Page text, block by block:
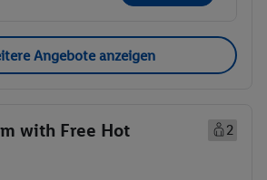
Angebote anzeigen
with Free Hot
2